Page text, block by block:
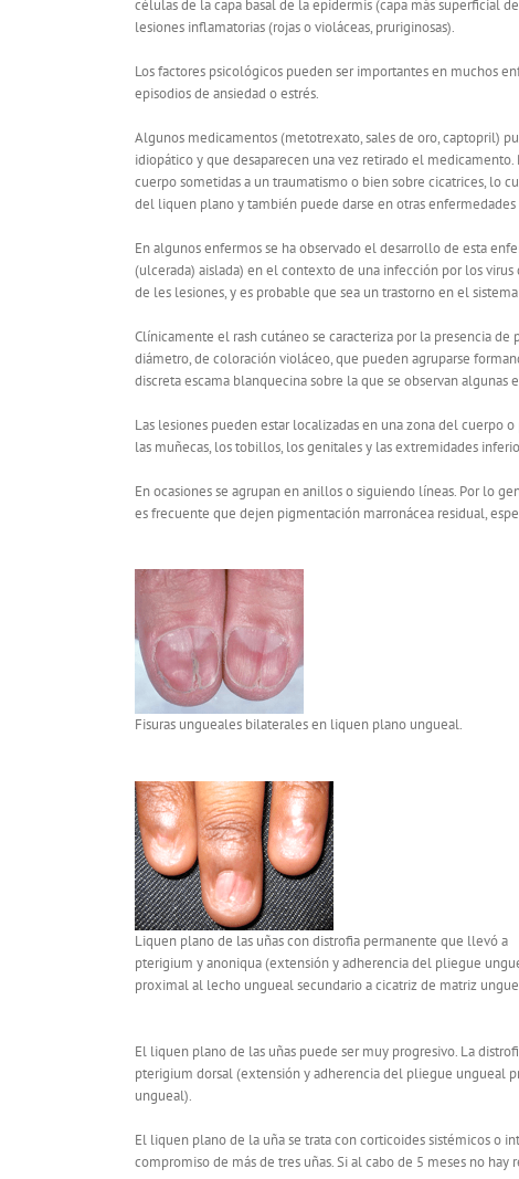
células de la capa basal de la epidermis (capa más superficial
lesiones inflamatorias (rojas o violáceas, pruriginosas).
Los factores psicológicos pueden ser importantes en muchos
episodios de ansiedad o estrés.
Algunos medicamentos (metotrexato, sales de oro, captopril)
idiopático y que desaparecen una vez retirado el
cuerpo sometidas a un traumatismo o bien sobre cicatrices, lo
del liquen plano y también puede darse en otras enfermedades
En algunos enfermos se ha observado el desarrollo de esta
(ulcerada) aislada) en el contexto de una infección por los virus
de les lesiones, y es probable que sea un trastorno en el
Clínicamente el rash cutáneo se caracteriza por la presencia
diámetro, de coloración violáceo, que pueden agruparse
discreta escama blanquecina sobre la que se observan
Las lesiones pueden estar localizadas en una zona del cuerpo
las muñecas, los tobillos, los genitales y las extremidades
En ocasiones se agrupan en anillos o siguiendo líneas. Por lo
es frecuente que dejen pigmentación marronácea residual,
Fisuras ungueales bilaterales en liquen plano ungueal.
Liquen plano de las uñas con distrofia permanente que llevó a
pterigium y anoniqua (extensión y adherencia del pliegue
proximal al lecho ungueal secundario a cicatriz de matriz
El liquen plano de las uñas puede ser muy progresivo. La
pterigium dorsal (extensión y adherencia del pliegue ungueal
ungueal).
El liquen plano de la uña se trata con corticoides sistémicos o
compromiso de más de tres uñas. Si al cabo de 5 meses no